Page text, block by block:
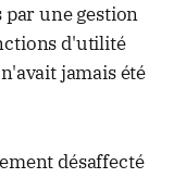
une gestion
d'utilité
jamais été
désaffecté